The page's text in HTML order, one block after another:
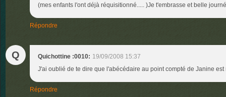
(mes enfants l'ont déjà réquisitionné..... )Je t'embrasse et belle
Répondre
Q Quichottine :0010: 19/09/2008 15:37
J'ai oublié de te dire que l'abécédaire au point compté de Janine
Répondre